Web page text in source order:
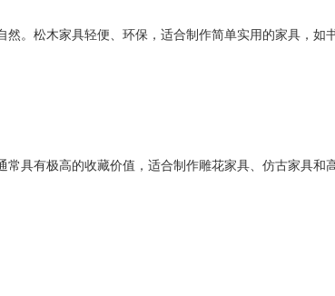
。松木家具轻便、环保，适合制作简单实用的家具，如
具有极高的收藏价值，适合制作雕花家具、仿古家具